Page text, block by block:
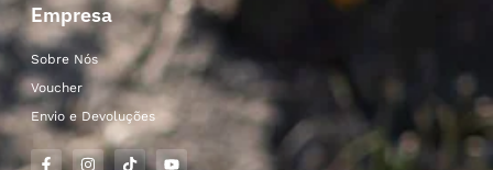
Empresa
Sobre Nós
Voucher
Envio e Devoluções